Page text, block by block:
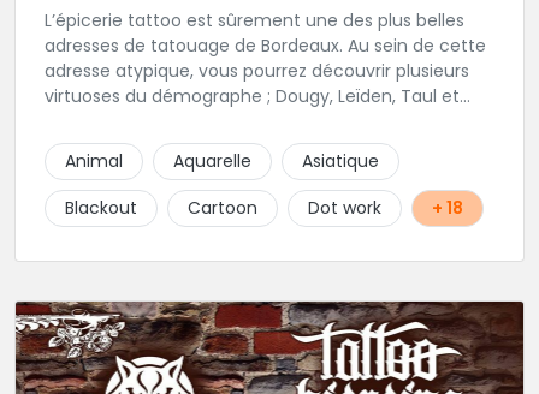
L’épicerie tattoo est sûrement une des plus belles
adresses de tatouage de Bordeaux. Au sein de cette
adresse atypique, vous pourrez découvrir plusieurs
virtuoses du démographe ; Dougy, Leïden, Taul et
enfant et sympathique, vous pourrez demander
conseil pour votre tattoo. N'hésitez plus une seconde
pour rencontrer cette belle équipe !
Animal Aquarelle
Asiatique
Blackout
Cartoon Dot work + 18